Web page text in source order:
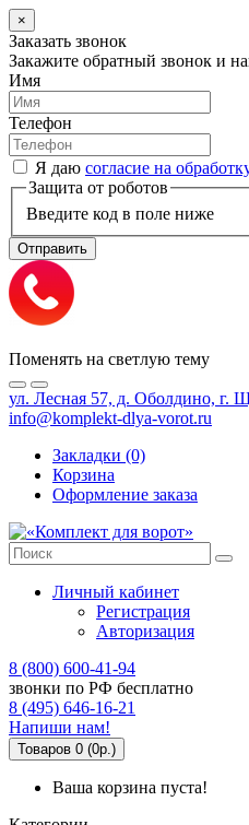
×
Заказать звонок
Закажите обратный звонок и
Имя
Телефон
Я даю согласие на
Защита от роботов
Введите код в поле ниже
Отправить
Поменять на светлую тему
ул. Лесная 57, д. Оболдино, г.
info@komplekt-dlya-vorot.ru
Закладки (0)
Корзина
Оформление заказа
Личный кабинет
Регистрация
Авторизация
8 (800) 600-41-94
звонки по РФ бесплатно
8 (495) 646-16-21
Напиши нам!
Товаров 0 (0р.)
Ваша корзина пуста!